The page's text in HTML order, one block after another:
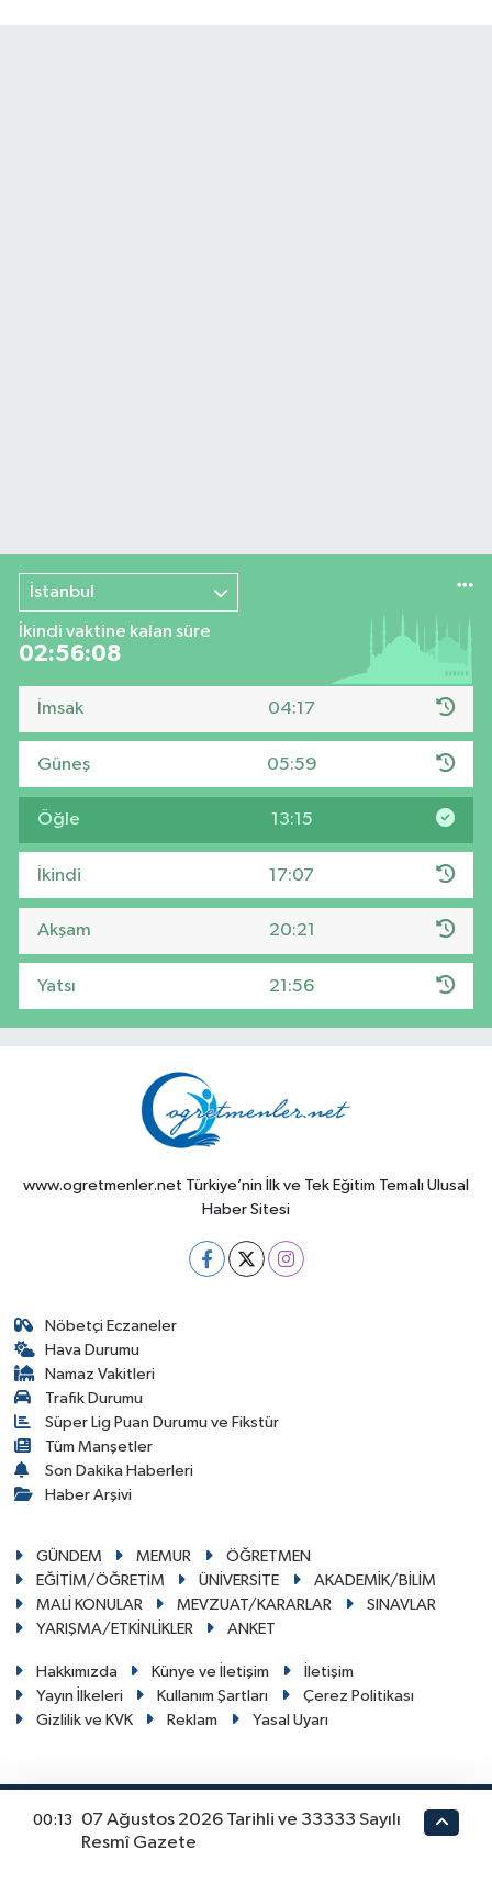
İstanbul
İkindi vaktine kalan süre
02:56:07
İmsak 04:17
Güneş 05:59
Öğle 13:15
İkindi 17:07
Akşam 20:21
Yatsı 21:56
www.ogretmenler.net Türkiye’nin İlk ve Tek Eğitim Temalı Ulusal
Haber Sitesi
Nöbetçi Eczaneler
Hava Durumu
Namaz Vakitleri
Trafik Durumu
Süper Lig Puan Durumu ve Fikstür
Tüm Manşetler
Son Dakika Haberleri
Haber Arşivi
GÜNDEM MEMUR
ÖĞRETMEN
EĞİTİM/ÖĞRETİM
ÜNİVERSİTE
AKADEMİK/BİLİM
MALİ KONULAR
MEVZUAT/KARARLAR
SINAVLAR
YARIŞMA/ETKİNLİKLER
ANKET
Hakkımızda Künye ve İletişim
İletişim
Yayın İlkeleri
Kullanım Şartları
Çerez Politikası
Gizlilik ve KVK
Reklam Yasal Uyarı
ogretmenler.net I Copyright © 2024. Her hakkı
00:13
07 Ağustos 2026 Tarihli ve 33333 Sayılı
Resmî Gazete